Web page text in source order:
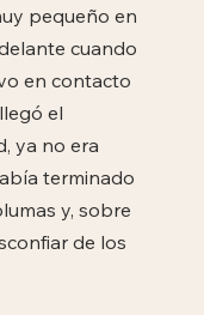
pequeño en
cuando
en contacto
el
ya no era
terminado
y, sobre
de los